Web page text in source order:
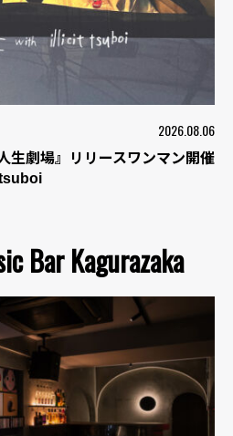
2026.08.06
生劇場』リリースワンマン開催
Bar Kagurazaka